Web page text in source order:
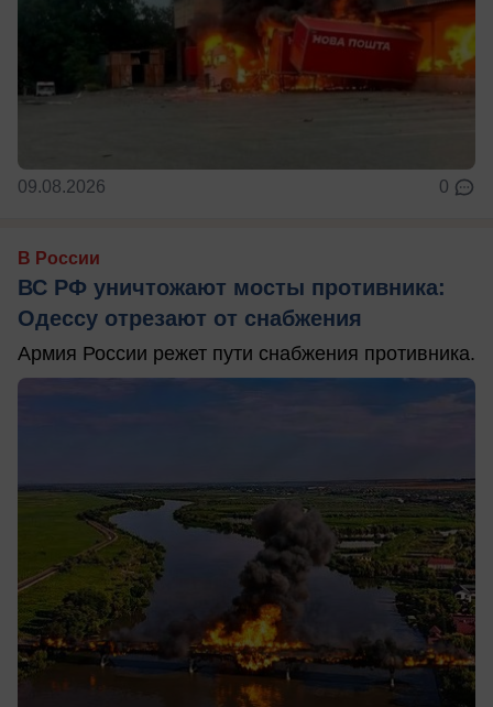
09.08.2026 0
В России
ВС РФ уничтожают мосты противника:
Одессу отрезают от снабжения
Армия России режет пути снабжения противника.